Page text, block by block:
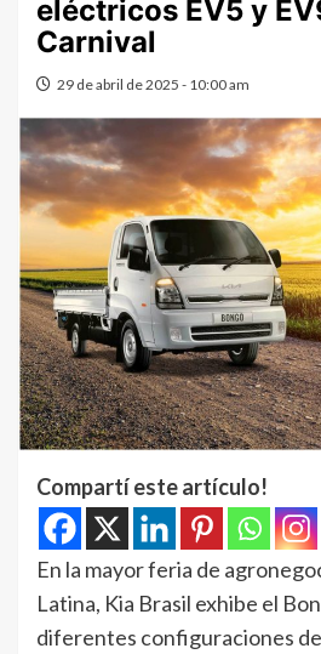
eléctricos EV5 y
Carnival
29 de abril de 2025 - 10:00 am
Compartí este artículo!
En la mayor feria de
Latina, Kia Brasil exhibe el
diferentes configuraciones